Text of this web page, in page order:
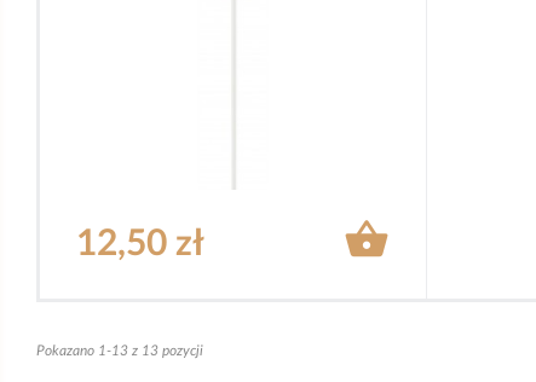
12,50 zł 
Pokazano 1-13 z 13 pozycji